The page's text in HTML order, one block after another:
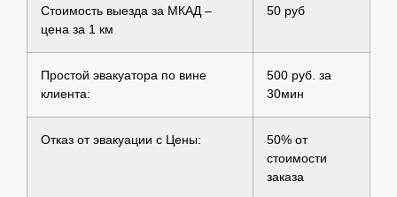
Стоимость выезда за МКАД –
цена за 1 км
50 руб
Простой эвакуатора по вине
клиента:
500 руб. за
30мин
Отказ от эвакуации с Цены:
50% от
стоимости
заказа